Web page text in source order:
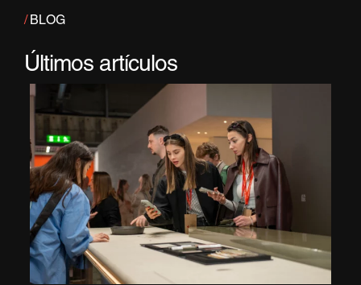
/BLOG
Últimos artículos